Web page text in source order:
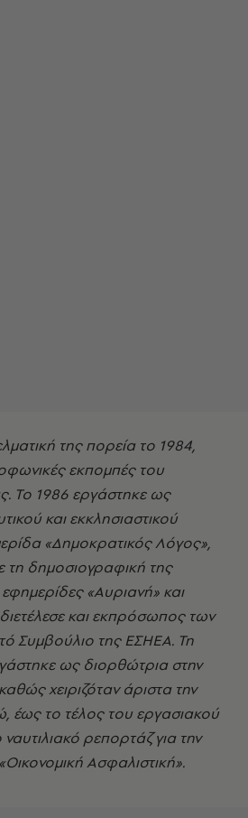
της πορεία το 1984,
εκπομπές του
Το 1986 εργάστηκε ως
και εκκλησιαστικού
«Δημοκρατικός Λόγος»,
τη δημοσιογραφική της
«Αυριανή» και
και εκπρόσωπος των
Συμβούλιο της ΕΣΗΕΑ. Τη
ως διορθώτρια στην
χειριζόταν άριστα την
έως το τέλος του εργασιακού
ρεπορτάζ για την
Ασφαλιστική».